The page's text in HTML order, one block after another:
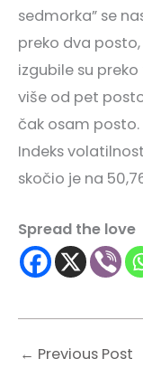
sedmorka” se
preko dva
izgubile su
više od pet
čak osam posto.
Indeks
skočio je na
Spread the love
← Previous Post